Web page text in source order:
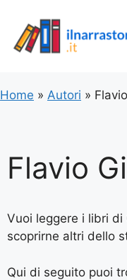
Home » Autori »
Flavio
Vuoi leggere i libri di
scoprirne altri dello
Qui di seguito puoi